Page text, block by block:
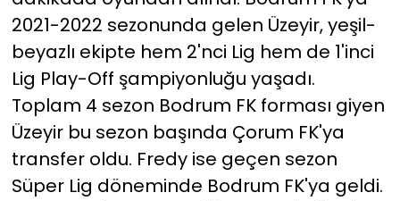
2021-2022 sezonunda gelen Üzeyir, yeşil-
beyazlı ekipte hem 2'nci Lig hem de 1'inci
Lig Play-Off şampiyonluğu yaşadı.
Toplam 4 sezon Bodrum FK forması giyen
Üzeyir bu sezon başında Çorum FK'ya
transfer oldu. Fredy ise geçen sezon
Süper Lig döneminde Bodrum FK'ya geldi.